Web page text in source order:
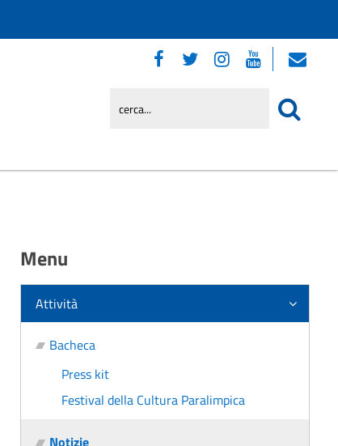
Menu
Attività
Bacheca
Press kit
Festival della Cultura Paralimpica
Notizie